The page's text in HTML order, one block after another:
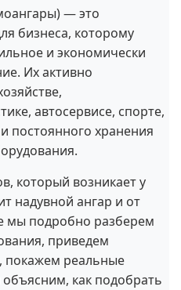
— это
бизнеса, которому
и экономически
Их активно
автосервисе, спорте,
постоянного хранения
который возникает у
надувной ангар и от
мы подробно разберем
приведем
покажем реальные
как подобрать